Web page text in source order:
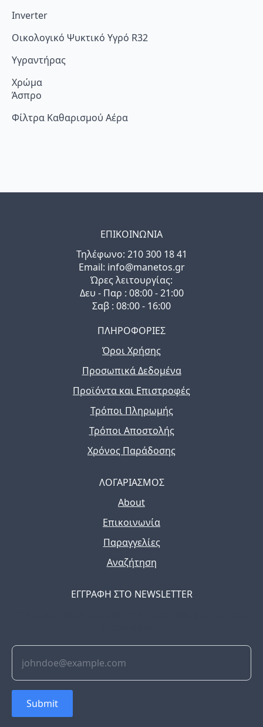
Inverter
Οικολογικό Ψυκτικό Υγρό R32
Υγραντήρας
Χρώμα
Άσπρο
Φίλτρα Καθαρισμού Αέρα
ΕΠΙΚΟΙΝΩΝΙΑ
Τηλέφωνo: 210 300 18 41
Email: info@manetos.gr
Ώρες λειτουργίας:
Δευ - Παρ : 08:00 - 21:00
Σαβ : 08:00 - 16:00
ΠΛΗΡΟΦΟΡΙΕΣ
Όροι Χρήσης
Προσωπικά Δεδομένα
Προϊόντα και Επιστροφές
Τρόποι Πληρωμής
Τρόποι Αποστολής
Χρόνος Παράδοσης
ΛΟΓΑΡΙΑΣΜΟΣ
About
Επικοινωνία
Παραγγελίες
Αναζήτηση
ΕΓΓΡΑΦΗ ΣΤΟ NEWSLETTER
Submit